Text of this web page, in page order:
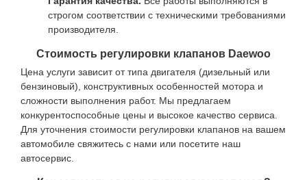
строгом соответствии с техническими требованиями
производителя.
Стоимость регулировки клапанов Daewoo
Цена услуги зависит от типа двигателя (дизельный или
бензиновый), конструктивных особенностей мотора и
сложности выполнения работ. Мы предлагаем
конкурентоспособные цены и высокое качество сервиса.
Для уточнения стоимости регулировки клапанов на вашем
автомобиле свяжитесь с нами или посетите наш
автосервис.